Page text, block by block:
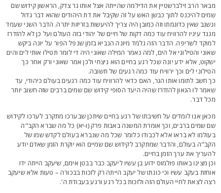
הרב זילברשטיין את הדילמה שהייתה אצל אותו גר צדק, הראשון קידוש שם
להיכנס לתוך כבשן האש על זה שקיבל את דת היהודים שהוא דבר גדול
שאין כדוגמתו וזה כמובן היה צריך להיעשות בזריזות יתרה. הדבר השני שעמד
עיניו להרוויח עוד כמה דקות של חיים של יהודי בזה העולם ועל כן לא להזדרז
לשריפה. הדבר הזה נלמד מיונה הנביא בזמן שנפל הפור על יונה ביקש
והטילוני אל הים, למה נאמר המילה שאוני היה די לומר תטילו אותי לים והים
אלא ידע יונה שכל רגע בחיים הוא ניצחי ולכן אמר שאוני ורק אחר כך
לים וכך ירוויח עוד כמה רגעים של תשובה.
חשב לתומו אותו הגר, האם כדאי להרוויח עוד כמה רגעים בעולם כיהודי, עד
לו הגאון להזדרז שהיה היעד הסופי קידוש שם שמים ברבים שזה חשוב יותר
דבר.
אנו לומדים על חשיבתו של רגע בחיים שיתכן שבערכו מתקרב לערכו לקידוש
שמים ברבים, וכך אומרת המשנה באבות פרק (ו-יא) כל מה שברא הקב"ה
לא בראו אלא לכבודו כלומר שכל מה שנברא בעולם לקדש שמו של
בעולם, והדבר שמתקרב לקידוש שם שמיים הוא יוקרת הזמן שאדם יודע
את ערך הזמן בחיים.
מצינו באותו פולמוס ידוע בן עשיו ליעקב כבר בבטן אימם, שיעקב הייתה ידו
בעקב עשיו וכי כונתו של יעקב הייתה רק לזכות בבכורה – טעות אלא שיעקב
לצאת לחיי העולם הזה ולזכות בכל רגע ורגע בעבודת ה'.